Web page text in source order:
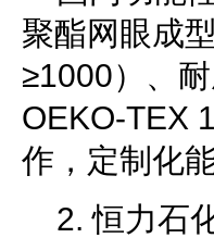
聚酯网眼成
≥1000）、
OEKO-TEX
作，定制化能
2. 恒力石